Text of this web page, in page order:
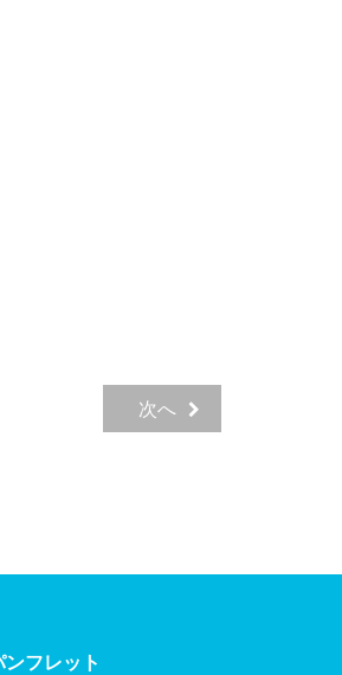
次へ
ンフレット